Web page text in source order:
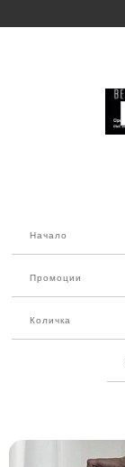
Начало
Промоции
Количка